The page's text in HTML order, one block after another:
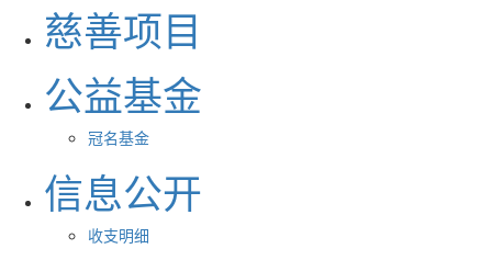
慈善项目
公益基金
冠名基金
信息公开
收支明细